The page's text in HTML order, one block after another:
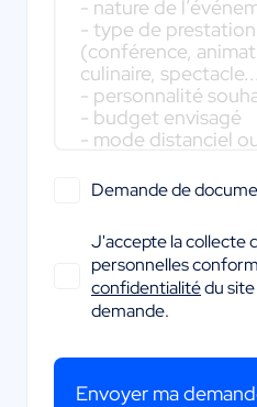
Demande de
J'accepte la collecte
personnelles
confidentialitédu
demande.
Envoyer ma